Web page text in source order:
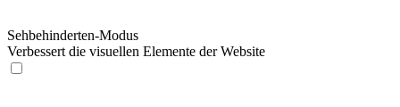
Sehbehinderten-Modus
Verbessert die visuellen Elemente der Website